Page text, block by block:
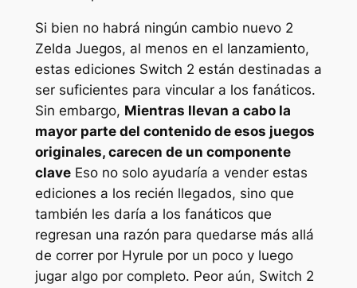
Si bien no habrá ningún cambio nuevo 2
Zelda Juegos, al menos en el lanzamiento,
estas ediciones Switch 2 están destinadas a
ser suficientes para vincular a los fanáticos.
Sin embargo, Mientras llevan a cabo la
mayor parte del contenido de esos juegos
originales, carecen de un componente
claveEso no solo ayudaría a vender estas
ediciones a los recién llegados, sino que
también les daría a los fanáticos que
regresan una razón para quedarse más allá
de correr por Hyrule por un poco y luego
jugar algo por completo. Peor aún, Switch 2